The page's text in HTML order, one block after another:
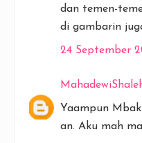
dan temen-
di gambarin
24 September
Yaampun
an. Aku mah